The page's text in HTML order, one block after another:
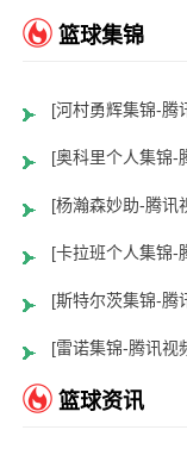
篮球集锦
篮球资讯